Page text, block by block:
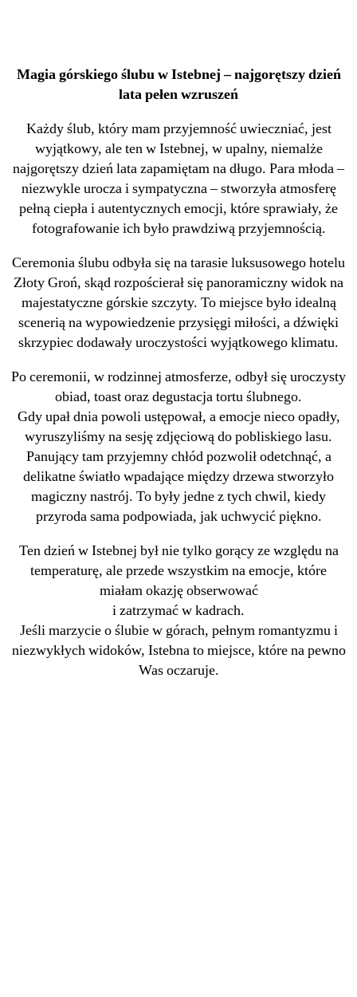
Magia górskiego ślubu w Istebnej – najgorętszy dzień
lata pełen wzruszeń
Każdy ślub, który mam przyjemność uwieczniać, jest
wyjątkowy, ale ten w Istebnej, w upalny, niemalże
najgorętszy dzień lata zapamiętam na długo. Para młoda –
niezwykle urocza i sympatyczna – stworzyła atmosferę
pełną ciepła i autentycznych emocji, które sprawiały, że
fotografowanie ich było prawdziwą przyjemnością.
Ceremonia ślubu odbyła się na tarasie luksusowego hotelu
Złoty Groń, skąd rozpościerał się panoramiczny widok na
majestatyczne górskie szczyty. To miejsce było idealną
scenerią na wypowiedzenie przysięgi miłości, a dźwięki
skrzypiec dodawały uroczystości wyjątkowego klimatu.
Po ceremonii, w rodzinnej atmosferze, odbył się uroczysty
obiad, toast oraz degustacja tortu ślubnego.
Gdy upał dnia powoli ustępował, a emocje nieco opadły,
wyruszyliśmy na sesję zdjęciową do pobliskiego lasu.
Panujący tam przyjemny chłód pozwolił odetchnąć, a
delikatne światło wpadające między drzewa stworzyło
magiczny nastrój. To były jedne z tych chwil, kiedy
przyroda sama podpowiada, jak uchwycić piękno.
Ten dzień w Istebnej był nie tylko gorący ze względu na
temperaturę, ale przede wszystkim na emocje, które
miałam okazję obserwować
i zatrzymać w kadrach.
Jeśli marzycie o ślubie w górach, pełnym romantyzmu i
niezwykłych widoków, Istebna to miejsce, które na pewno
Was oczaruje.